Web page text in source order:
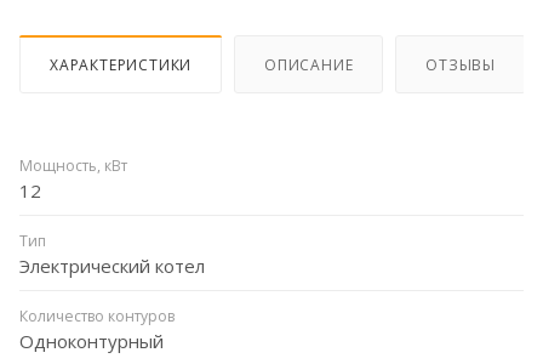
ХАРАКТЕРИСТИКИ ОПИСАНИЕ ОТЗЫВЫ
Мощность, кВт
12
Тип
Электрический котел
Количество контуров
Одноконтурный